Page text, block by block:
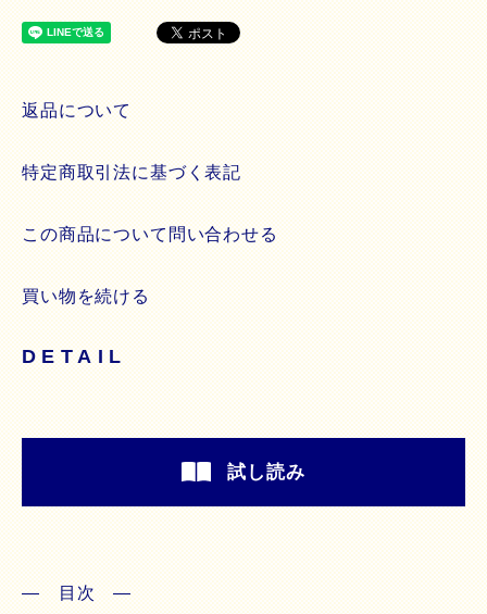
返品について
特定商取引法に基づく表記
この商品について問い合わせる
買い物を続ける
DETAIL
試し読み
― 目次 ―